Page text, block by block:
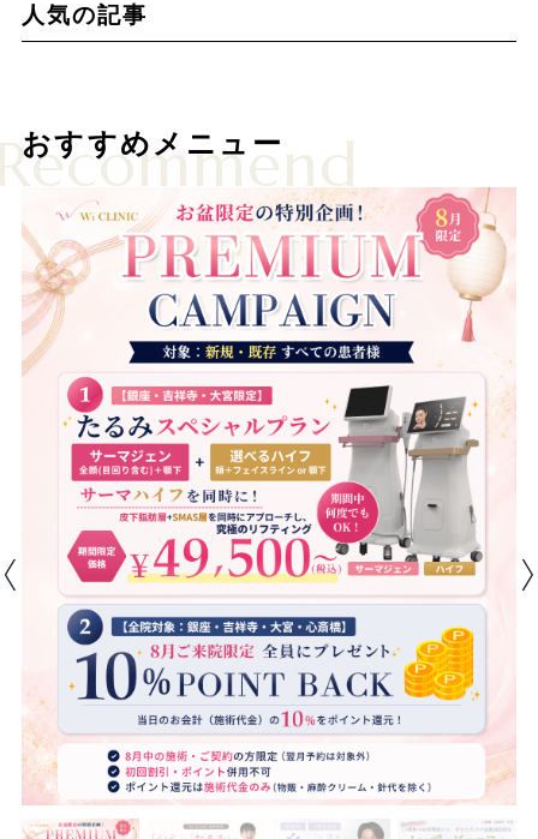
人気の記事
おすすめメニュー